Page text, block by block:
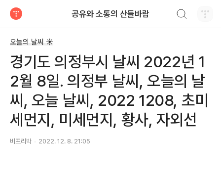
공유와 소통의 산들바람
오늘의 날씨 ☀
경기도 의정부시 날씨 2022년 1
2월 8일. 의정부 날씨, 오늘의 날
씨, 오늘 날씨, 2022 1208, 초미
세먼지, 미세먼지, 황사, 자외선
비프리박 2022. 12. 8. 21:05